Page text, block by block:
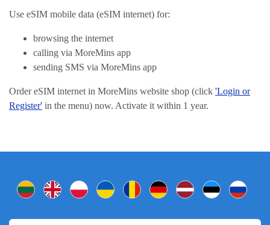
Use eSIM mobile data (eSIM internet) for:
browsing the internet
calling via MoreMins app
sending SMS via MoreMins app
Order eSIM internet in MoreMins website shop (click 'Login or
Register' in the menu) now. Activate it within 1 year.